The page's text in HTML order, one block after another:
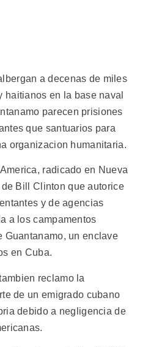
a decenas de miles
haitianos en la base naval
parecen prisiones
que santuarios para
organizacion humanitaria.
radicado en Nueva
Bill Clinton que autorice
y de agencias
a los campamentos
Guantanamo, un enclave
en Cuba.
reclamo la
de un emigrado cubano
debido a negligencia de